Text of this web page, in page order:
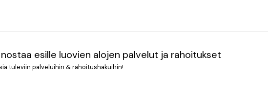
esille luovien alojen palvelut ja rahoitukset
tuleviin palveluihin & rahoitushakuihin!